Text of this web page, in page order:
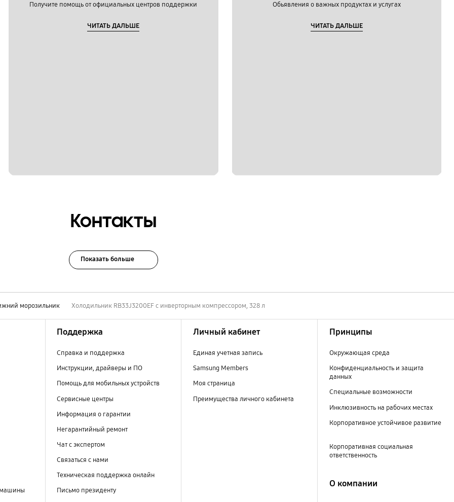
Получите помощь от официальных центров поддержки
ЧИТАТЬ ДАЛЬШЕ
Обьявления о важных продуктах и услугах
ЧИТАТЬ ДАЛЬШЕ
Контакты
Показать больше
морозильник Холодильник RB33J3200EF с инверторным компрессором, 328 л
Поддержка
Справка и поддержка
Инструкции, драйверы и ПО
Помощь для мобильных устройств
Сервисные центры
Информация о гарантии
Негарантийный ремонт
Чат с экспертом
Связаться с нами
Техническая поддержка онлайн
Письмо президенту
Личный кабинет
Единая учетная запись
Samsung Members
Моя страница
Преимущества личного кабинета
Принципы
Окружающая среда
Конфиденциальность и защита
данных
Специальные возможности
Инклюзивность на рабочих местах
Корпоративное устойчивое развитие
Корпоративная социальная
ответственность
О компании